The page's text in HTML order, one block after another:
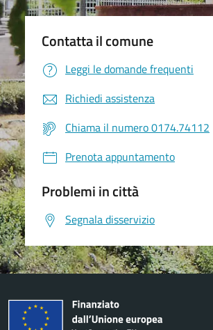
Contatta il comune
Leggi le domande frequenti
Richiedi assistenza
Chiama il numero 0174.74112
Prenota appuntamento
Problemi in città
Segnala disservizio